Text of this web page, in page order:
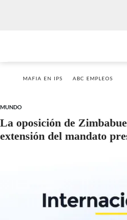
MAFIA EN IPS ABC EMPLEOS
MUNDO
La oposición de
extensión del mandato